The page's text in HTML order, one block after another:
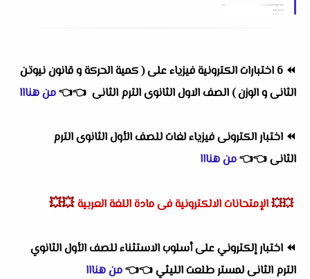
⏪ 6 اختبارات الكترونية فيزياء على
( كمية الحركة و قانون نيوتن
الثانى و الوزن ) الصف الاول الثانوى الترم الثانى 👈
👈من هنااا
⏪ اختبار الكترونى فيزياء لغات للصف الأول الثانوى الترم
الثانى👈
👈من هنااا
💥💥الإمتحانات الالكترونية فى مادة اللغة العربية 💥💥
⏪ اختبار إلكتروني على أسلوب الاستثناء للصف الأول الثانوي
الترم الثانى لمستر طلعت الليثي👈
👈من هنااا